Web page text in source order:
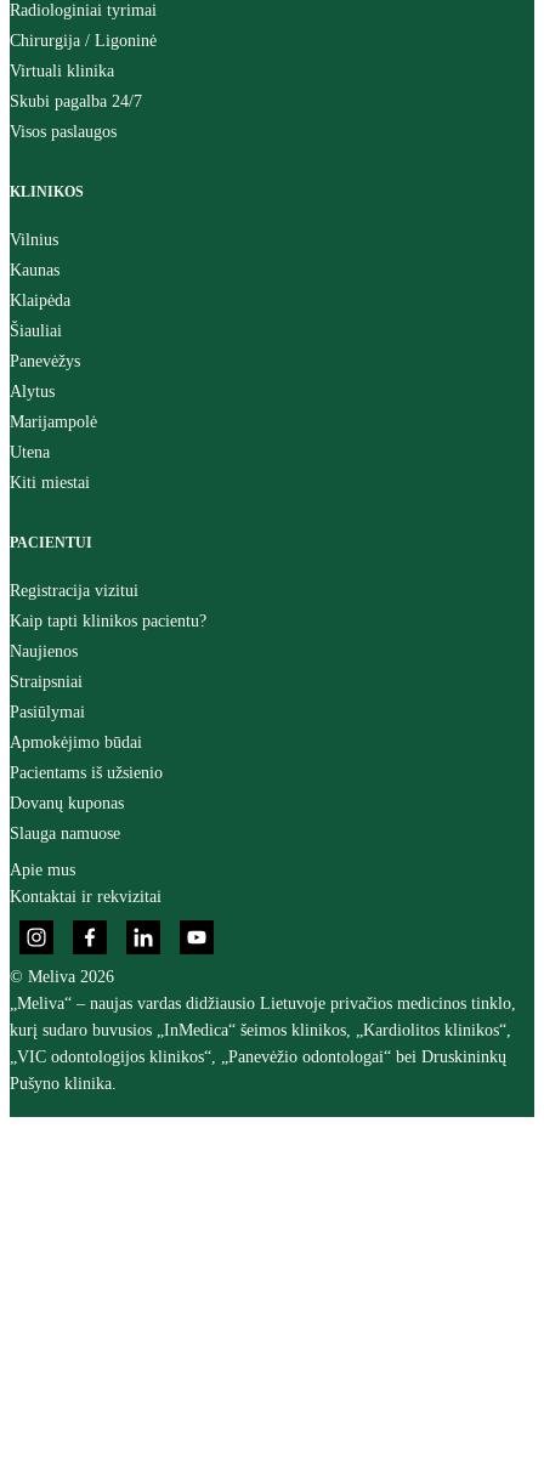
Radiologiniai tyrimai
Chirurgija / Ligoninė
Virtuali klinika
Skubi pagalba 24/7
Visos paslaugos
KLINIKOS
Vilnius
Kaunas
Klaipėda
Šiauliai
Panevėžys
Alytus
Marijampolė
Utena
Kiti miestai
PACIENTUI
Registracija vizitui
Kaip tapti klinikos pacientu?
Naujienos
Straipsniai
Pasiūlymai
Apmokėjimo būdai
Pacientams iš užsienio
Dovanų kuponas
Slauga namuose
Apie mus
Kontaktai ir rekvizitai
© Meliva 2026
„Meliva“ – naujas vardas didžiausio Lietuvoje privačios medicinos tinklo,
kurį sudaro buvusios „InMedica“ šeimos klinikos, „Kardiolitos klinikos“,
„VIC odontologijos klinikos“, „Panevėžio odontologai“ bei Druskininkų
Pušyno klinika.